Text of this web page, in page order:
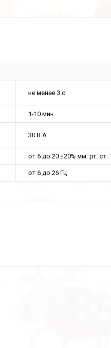
не менее 3 с
1-10 мин
30 В·А
от 6 до 20 ±20% мм. рт. ст.
от 6 до 26 Гц